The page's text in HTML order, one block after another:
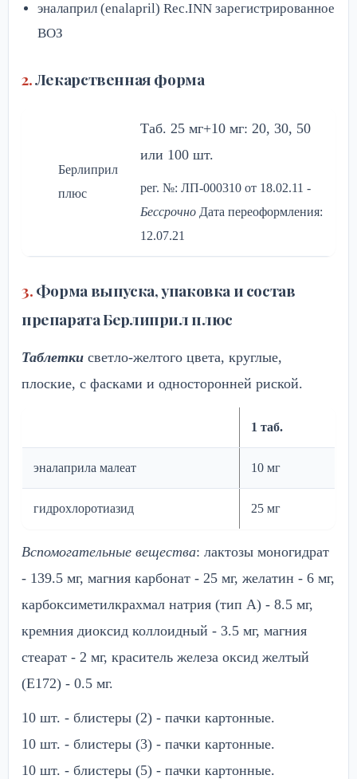
эналаприл (enalapril) Rec.INN зарегистрированное
ВОЗ
Лекарственная форма
Берлиприл
плюс
Таб. 25 мг+10 мг: 20, 30, 50
или 100 шт.
рег. №: ЛП-000310 от 18.02.11 -
Бессрочно Дата переоформления:
12.07.21
Форма выпуска, упаковка и состав
препарата Берлиприл плюс
Таблетки светло-желтого цвета, круглые,
плоские, с фасками и односторонней риской.
1 таб.
эналаприла малеат 10 мг
гидрохлоротиазид 25 мг
Вспомогательные вещества: лактозы моногидрат
- 139.5 мг, магния карбонат - 25 мг, желатин - 6 мг,
карбоксиметилкрахмал натрия (тип А) - 8.5 мг,
кремния диоксид коллоидный - 3.5 мг, магния
стеарат - 2 мг, краситель железа оксид желтый
(Е172) - 0.5 мг.
10 шт. - блистеры (2) - пачки картонные.
10 шт. - блистеры (3) - пачки картонные.
10 шт. - блистеры (5) - пачки картонные.